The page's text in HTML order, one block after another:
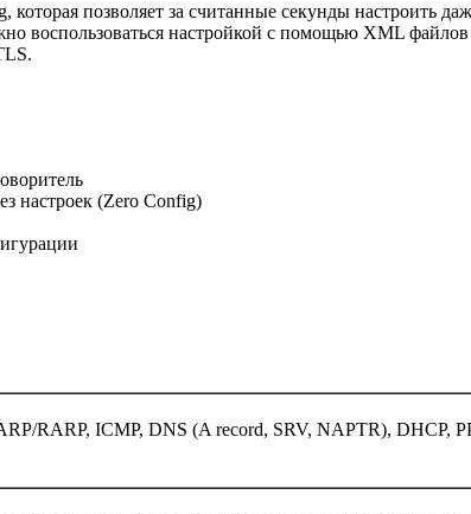
позволяет за считанные секунды настроить
воспользоваться настройкой с помощью XML файлов
настроек (Zero Config)
RARP, ICMP, DNS (A record, SRV, NAPTR), DHCP,